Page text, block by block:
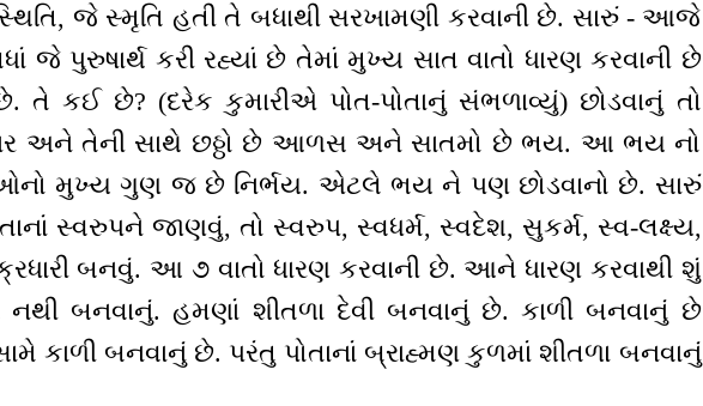
જે સ્મૃતિ હતી તે બધાથી સરખામણી કરવાની છે. સારું - આજે
જે પુરુષાર્થ કરી રહ્યાં છે તેમાં મુખ્ય સાત વાતો ધારણ કરવાની છે
તે કઈ છે? (દરેક કુમારીએ પોત-પોતાનું સંભળાવ્યું) છોડવાનું તો
અને તેની સાથે છઠ્ઠો છે આળસ અને સાતમો છે ભય. આ ભય નો
મુખ્ય ગુણ જ છે નિર્ભય. એટલે ભય ને પણ છોડવાનો છે. સારું
સ્વરુપને જાણવું, તો સ્વરુપ, સ્વધર્મ, સ્વદેશ, સુકર્મ, સ્વ-લક્ષ્ય,
બનવું. આ ૭ વાતો ધારણ કરવાની છે. આને ધારણ કરવાથી શું
નથી બનવાનું. હમણાં શીતળા દેવી બનવાનું છે. કાળી બનવાનું છે
કાળી બનવાનું છે. પરંતુ પોતાનાં બ્રાહ્મણ કુળમાં શીતળા બનવાનું